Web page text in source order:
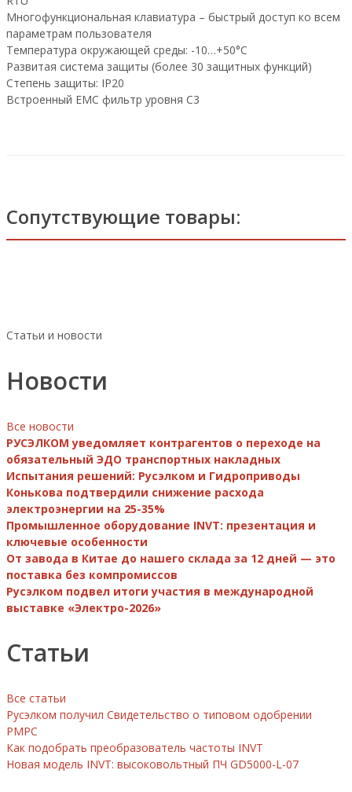
Многофункциональная клавиатура – быстрый доступ ко всем
параметрам пользователя
Температура окружающей среды: -10…+50°C
Развитая система защиты (более 30 защитных функций)
Степень защиты: IP20
Встроенный EMC фильтр уровня C3
Сопутствующие товары:
Статьи и новости
Новости
Все новости
РУСЭЛКОМ уведомляет контрагентов о переходе на
обязательный ЭДО транспортных накладных
Испытания решений: Русэлком и Гидроприводы
Конькова подтвердили снижение расхода
электроэнергии на 25-35%
Промышленное оборудование INVT: презентация и
ключевые особенности
От завода в Китае до нашего склада за 12 дней — это
поставка без компромиссов
Русэлком подвел итоги участия в международной
выставке «Электро-2026»
Статьи
Все статьи
Русэлком получил Свидетельство о типовом одобрении
РМРС
Как подобрать преобразователь частоты INVT
Новая модель INVT: высоковольтный ПЧ GD5000-L-07